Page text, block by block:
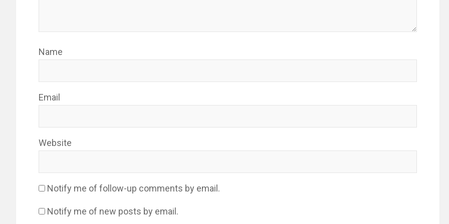
Name
Email
Website
Notify me of follow-up comments by email.
Notify me of new posts by email.